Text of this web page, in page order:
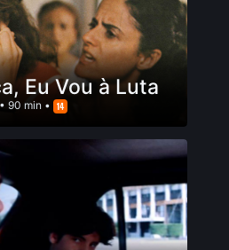
Eu Vou à Luta
• 90 min •